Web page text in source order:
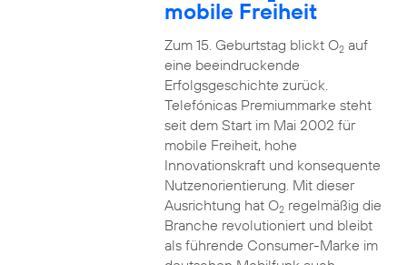
mobile Freiheit
Zum 15. Geburtstag blickt O2auf
eine beeindruckende
Erfolgsgeschichte zurück.
Telefónicas Premiummarke steht
seit dem Start im Mai 2002 für
mobile Freiheit, hohe
Innovationskraft und konsequente
Nutzenorientierung. Mit dieser
Ausrichtung hat O2regelmäßig die
Branche revolutioniert und bleibt
als führende Consumer-Marke im